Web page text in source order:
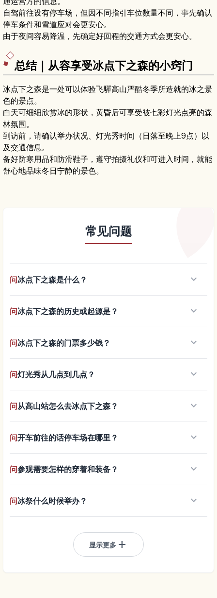
自驾前往设有停车场，但因不同指引车位数量不同，事先确认
停车条件和雪道应对会更安心。
由于夜间容易降温，先确定好回程的交通方式会更安心。
总结｜从容享受冰点下之森的小窍门
冰点下之森是一处可以体验飞驒高山严酷冬季所造就的冰之景
色的景点。
白天可细细欣赏冰的形状，黄昏后可享受被七彩灯光点亮的森
林氛围。
到访前，请确认举办状况、灯光秀时间（日落至晚上9点）以
及交通信息。
备好防寒用品和防滑鞋子，遵守拍摄礼仪和可进入时间，就能
舒心地品味冬日宁静的景色。
常见问题
问冰点下之森是什么？ keyboard_arrow_down
问冰点下之森的历史或起源是？ keyboard_arrow_down
问冰点下之森的门票多少钱？ keyboard_arrow_down
问灯光秀从几点到几点？ keyboard_arrow_down
问从高山站怎么去冰点下之森？ keyboard_arrow_down
问开车前往的话停车场在哪里？ keyboard_arrow_down
问参观需要怎样的穿着和装备？ keyboard_arrow_down
问冰祭什么时候举办？ keyboard_arrow_down
显示更多 add